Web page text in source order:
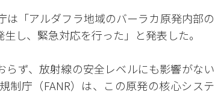
は「アルダフラ地域のバーラカ原発内部の
し、緊急対応を行った」と発表した。
らず、放射線の安全レベルにも影響がない
制庁（FANR）は、この原発の核心システ